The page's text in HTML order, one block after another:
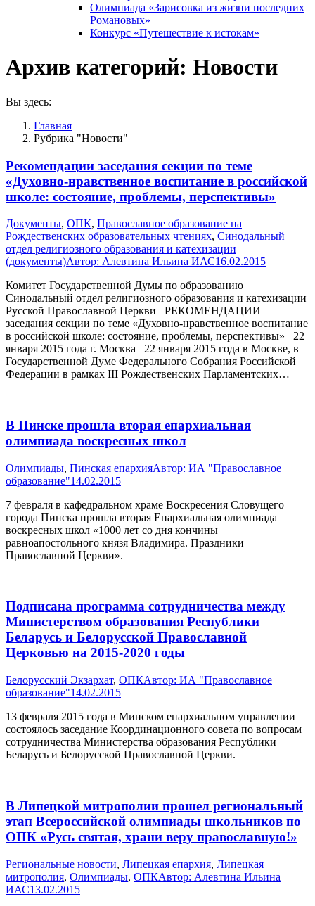
Олимпиада «Зарисовка из жизни последних
Романовых»
Конкурс «Путешествие к истокам»
Архив категорий: Новости
Вы здесь:
Главная
Рубрика "Новости"
Рекомендации заседания секции по теме
«Духовно-нравственное воспитание в российской
школе: состояние, проблемы, перспективы»
Документы, ОПК, Православное образование на
Рождественских образовательных чтениях, Синодальный
отдел религиозного образования и катехизации
(документы)Автор: Алевтина Ильина ИАС16.02.2015
Комитет Государственной Думы по образованию
Синодальный отдел религиозного образования и катехизации
Русской Православной Церкви РЕКОМЕНДАЦИИ
заседания секции по теме «Духовно-нравственное воспитание
в российской школе: состояние, проблемы, перспективы» 22
января 2015 года г. Москва 22 января 2015 года в Москве, в
Государственной Думе Федерального Собрания Российской
Федерации в рамках III Рождественских Парламентских…
В Пинске прошла вторая епархиальная
олимпиада воскресных школ
Олимпиады, Пинская епархияАвтор: ИА "Православное
образование"14.02.2015
7 февраля в кафедральном храме Воскресения Словущего
города Пинска прошла вторая Епархиальная олимпиада
воскресных школ «1000 лет со дня кончины
равноапостольного князя Владимира. Праздники
Православной Церкви».
Подписана программа сотрудничества между
Министерством образования Республики
Беларусь и Белорусской Православной
Церковью на 2015-2020 годы
Белорусский Экзархат, ОПКАвтор: ИА "Православное
образование"14.02.2015
13 февраля 2015 года в Минском епархиальном управлении
состоялось заседание Координационного совета по вопросам
сотрудничества Министерства образования Республики
Беларусь и Белорусской Православной Церкви.
В Липецкой митрополии прошел региональный
этап Всероссийской олимпиады школьников по
ОПК «Русь святая, храни веру православную!»
Pегиональные новости, Липецкая епархия, Липецкая
митрополия, Олимпиады, ОПКАвтор: Алевтина Ильина
ИАС13.02.2015